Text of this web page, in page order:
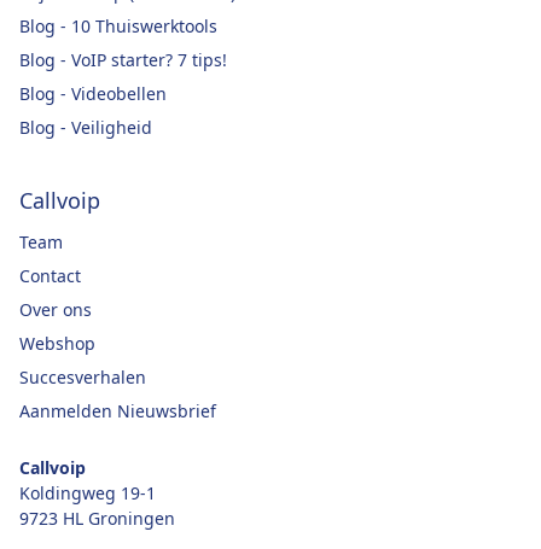
Blog - 10 Thuiswerktools
Blog - VoIP starter? 7 tips!
Blog - Videobellen
Blog - Veiligheid
Callvoip
Team
Contact
Over ons
Webshop
Succesverhalen
Aanmelden Nieuwsbrief
Callvoip
Koldingweg 19-1
9723 HL Groningen